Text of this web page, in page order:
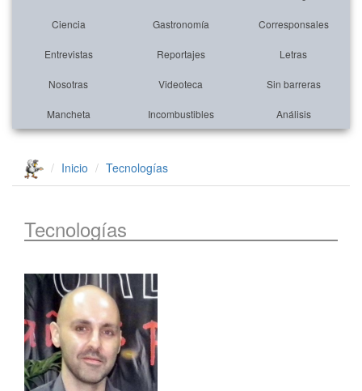
Ciencia Gastronomía Corresponsales
Entrevistas Reportajes Letras
Nosotras Videoteca Sin barreras
Mancheta Incombustibles Análisis
Inicio Tecnologías
Tecnologías